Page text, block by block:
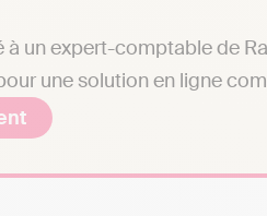
un expert-comptable de
une solution en ligne